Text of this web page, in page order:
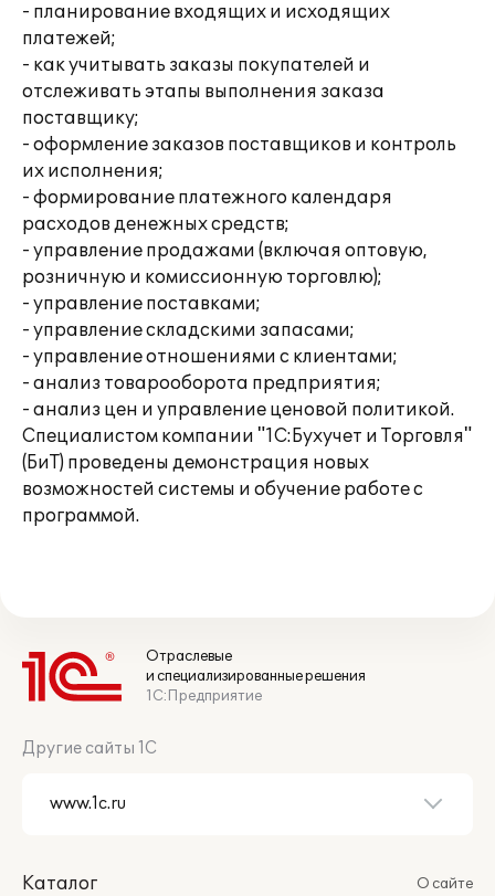
- планирование входящих и исходящих
платежей;
- как учитывать заказы покупателей и
отслеживать этапы выполнения заказа
поставщику;
- оформление заказов поставщиков и контроль
их исполнения;
- формирование платежного календаря
расходов денежных средств;
- управление продажами (включая оптовую,
розничную и комиссионную торговлю);
- управление поставками;
- управление складскими запасами;
- управление отношениями с клиентами;
- анализ товарооборота предприятия;
- анализ цен и управление ценовой политикой.
Специалистом компании "1С:Бухучет и Торговля"
(БиТ) проведены демонстрация новых
возможностей системы и обучение работе с
программой.
Отраслевые
и специализированные решения
1С:Предприятие
Другие сайты 1С
Каталог
О сайте